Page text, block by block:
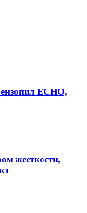
ECHO,
жесткости,